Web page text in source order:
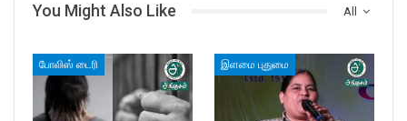
All
You Might Also Like
போலிஸ் டைரி இளமை புதுமை